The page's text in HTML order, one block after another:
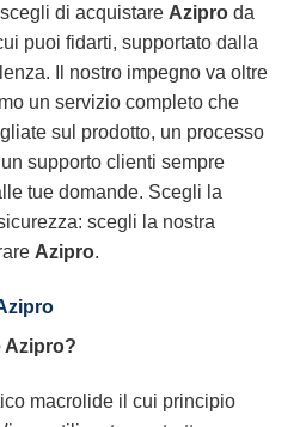
di acquistare Azipro da
puoi fidarti, supportato dalla
Il nostro impegno va oltre
un servizio completo che
sul prodotto, un processo
supporto clienti sempre
tue domande. Scegli la
scegli la nostra
Azipro.
Azipro?
macrolide il cui principio